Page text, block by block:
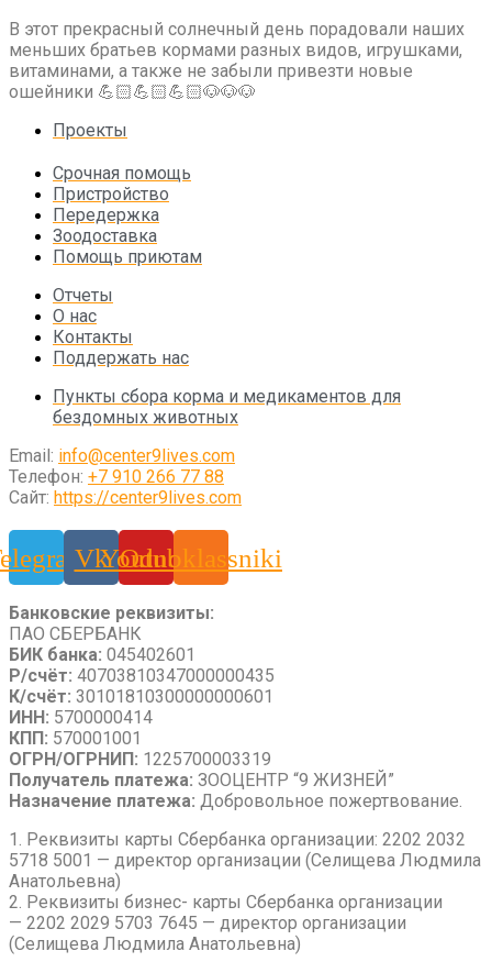
В этот прекрасный солнечный день порадовали наших
меньших братьев кормами разных видов, игрушками,
витаминами, а также не забыли привезти новые
ошейники 💪🏻💪🏻💪🏻🐶🐶🐶
Проекты
Срочная помощь
Пристройство
Передержка
Зоодоставка
Помощь приютам
Отчеты
О нас
Контакты
Поддержать нас
Пункты сбора корма и медикаментов для
бездомных животных
Email: info@center9lives.com
Телефон: +7 910 266 77 88
Сайт: https://center9lives.com
VkYoutube
Odnoklassniki
Банковские реквизиты:
ПАО СБЕРБАНК
БИК банка: 045402601
Р/счёт: 40703810347000000435
К/счёт: 30101810300000000601
ИНН: 5700000414
КПП: 570001001
ОГРН/ОГРНИП: 1225700003319
Получатель платежа: ЗООЦЕНТР “9 ЖИЗНЕЙ”
Назначение платежа: Добровольное пожертвование.
1. Реквизиты карты Сбербанка организации: 2202 2032
5718 5001 — директор организации (Селищева Людмила
Анатольевна)
2. Реквизиты бизнес- карты Сбербанка организации
— 2202 2029 5703 7645 — директор организации
(Селищева Людмила Анатольевна)